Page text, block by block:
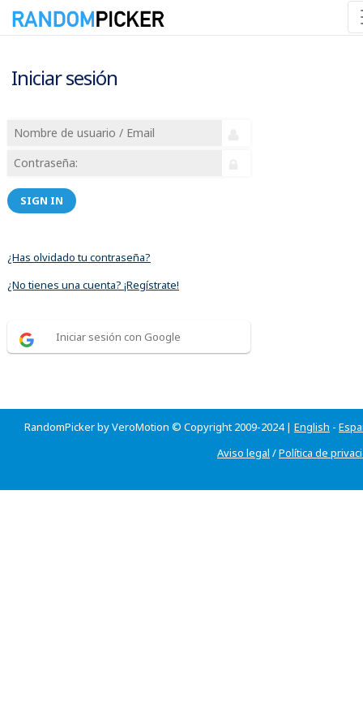
Iniciar sesión
SIGN IN
¿Has olvidado tu contraseña?
¿No tienes una cuenta? ¡Regístrate!
Iniciar sesión con Google
RandomPicker by VeroMotion © Copyright 2009-2024 | English -
Aviso legal /Política de